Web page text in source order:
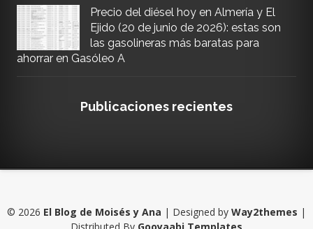
Precio del diésel hoy en Almería y El
Ejido (20 de junio de 2026): estas son
las gasolineras más baratas para
ahorrar en Gasóleo A
Publicaciones recientes
© 2026 El Blog de Moisés y Ana | Designed by Way2themes |